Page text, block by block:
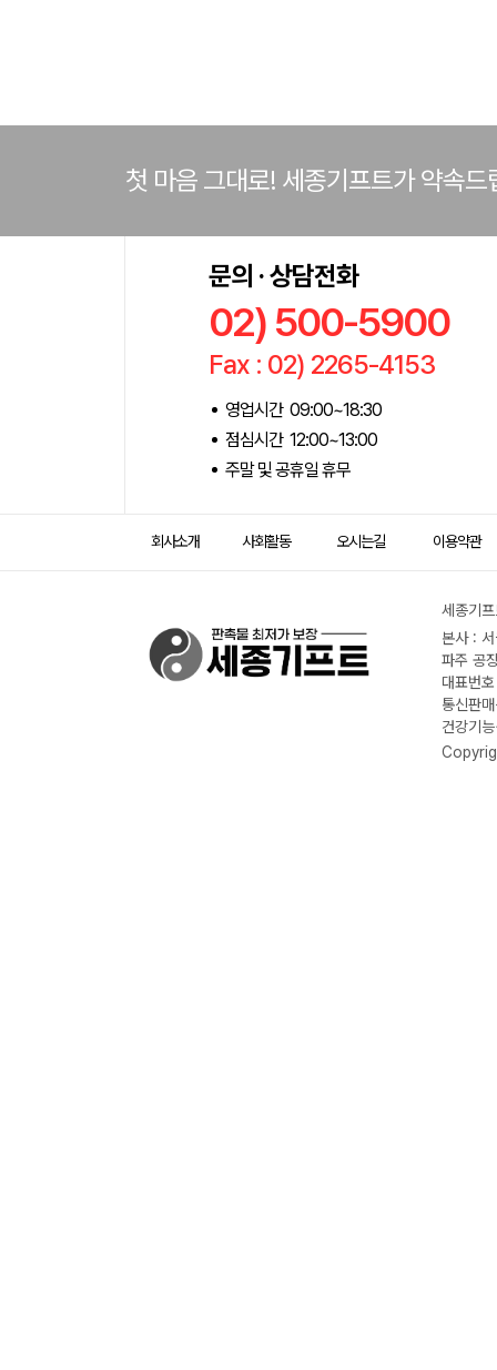
첫 마음 그대로! 세종기프트가 약속드
문의 · 상담전화
02) 500-5900
Fax : 02) 2265-4153
영업시간 09:00~18:30
점심시간 12:00~13:00
주말 및 공휴일 휴무
회사소개 사회활동 오시는길 이용약관
세종기
본사 :
파주 공
대표번
통신판
건강기